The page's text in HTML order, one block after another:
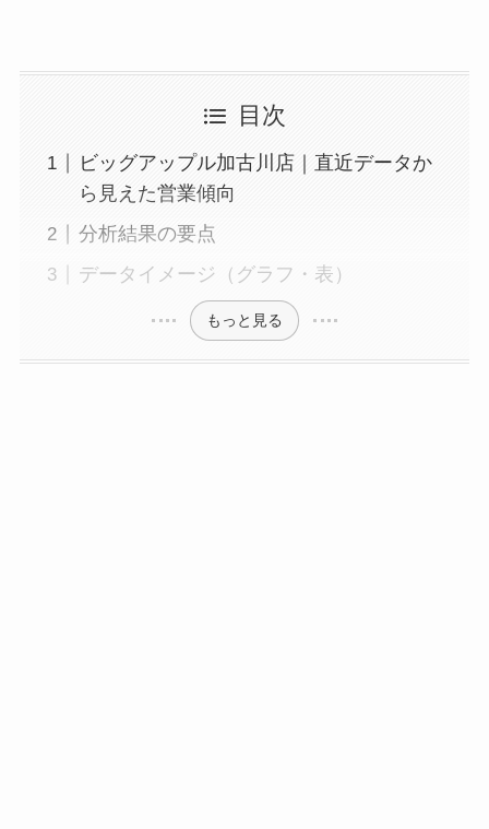
目次
ビッグアップル加古川店｜直近データか
ら見えた営業傾向
分析結果の要点
データイメージ（グラフ・表）
もっと見る